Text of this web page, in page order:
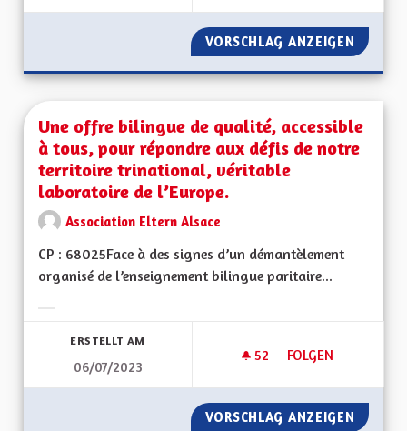
VORSCHLAG ANZEIGEN UNE
Une offre bilingue de qualité, accessible
à tous, pour répondre aux défis de notre
territoire trinational, véritable
laboratoire de l’Europe.
Association Eltern Alsace
CP : 68025Face à des signes d’un démantèlement
organisé de l’enseignement bilingue paritaire...
ERSTELLT AM
06/07/2023
52 52 FOLLOWER
FOLGEN
UNE OFFRE
VORSCHLAG ANZEIGEN UNE